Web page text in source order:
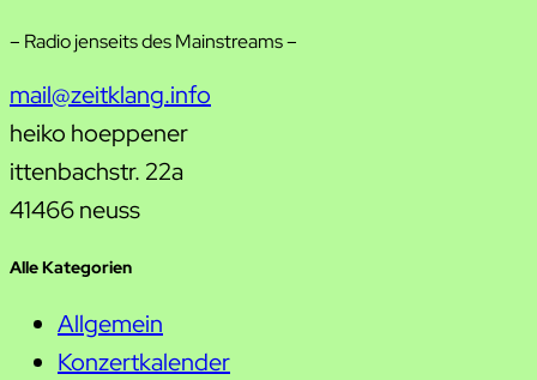
– Radio jenseits des Mainstreams –
mail@zeitklang.info
heiko hoeppener
ittenbachstr. 22a
41466 neuss
Alle Kategorien
Allgemein
Konzertkalender